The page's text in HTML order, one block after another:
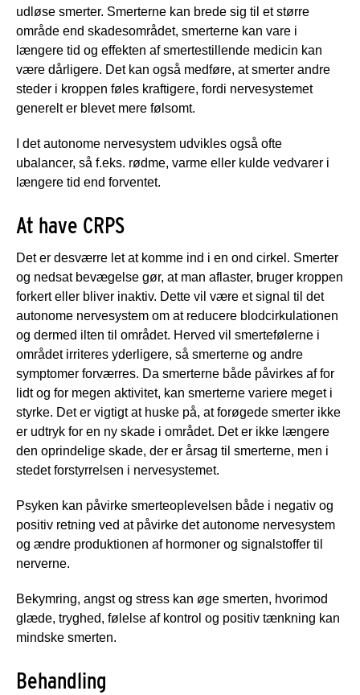
udløse smerter. Smerterne kan brede sig til et større
område end skadesområdet, smerterne kan vare i
længere tid og effekten af smertestillende medicin kan
være dårligere. Det kan også medføre, at smerter andre
steder i kroppen føles kraftigere, fordi nervesystemet
generelt er blevet mere følsomt.
I det autonome nervesystem udvikles også ofte
ubalancer, så f.eks. rødme, varme eller kulde vedvarer i
længere tid end forventet.
At have CRPS
Det er desværre let at komme ind i en ond cirkel. Smerter
og nedsat bevægelse gør, at man aflaster, bruger kroppen
forkert eller bliver inaktiv. Dette vil være et signal til det
autonome nervesystem om at reducere blodcirkulationen
og dermed ilten til området. Herved vil smertefølerne i
området irriteres yderligere, så smerterne og andre
symptomer forværres. Da smerterne både påvirkes af for
lidt og for megen aktivitet, kan smerterne variere meget i
styrke. Det er vigtigt at huske på, at forøgede smerter ikke
er udtryk for en ny skade i området. Det er ikke længere
den oprindelige skade, der er årsag til smerterne, men i
stedet forstyrrelsen i nervesystemet.
Psyken kan påvirke smerteoplevelsen både i negativ og
positiv retning ved at påvirke det autonome nervesystem
og ændre produktionen af hormoner og signalstoffer til
nerverne.
Bekymring, angst og stress kan øge smerten, hvorimod
glæde, tryghed, følelse af kontrol og positiv tænkning kan
mindske smerten.
Behandling